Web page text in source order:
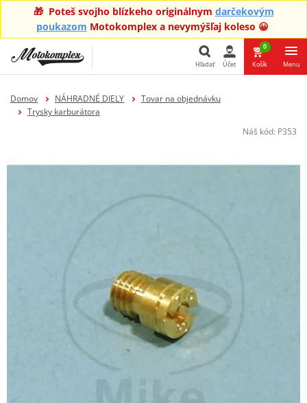
🎁 Poteš svojho blízkeho originálnym darčekovým
poukazom Motokomplex a nevymýšľaj koleso 😀
Hľadať Účet
0
Košík Menu
Domov NÁHRADNÉ DIELY
Tovar na objednávku
Trysky karburátora
Náš kód: P353